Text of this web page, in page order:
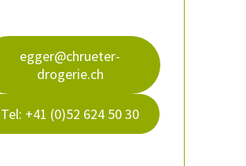
egger@chrueter-
drogerie.ch
Tel: +41 (0)52 624 50 30